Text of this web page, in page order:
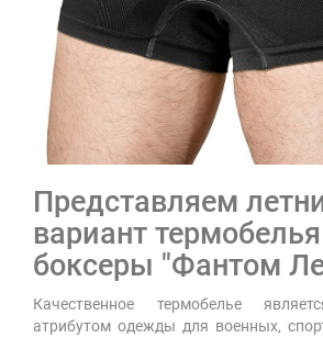
Представляем
вариант
боксеры "Фантом
Качественное термобелье
атрибутом одежды для военных,